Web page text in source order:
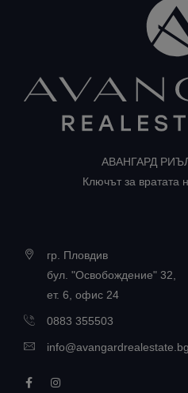
АВАНГАРД
Ключът за вратата
гр. Пловдив
бул. "Освобождение" 32,
ет. 6, офис 24
0883 355503
info@avangardrealestate.bg